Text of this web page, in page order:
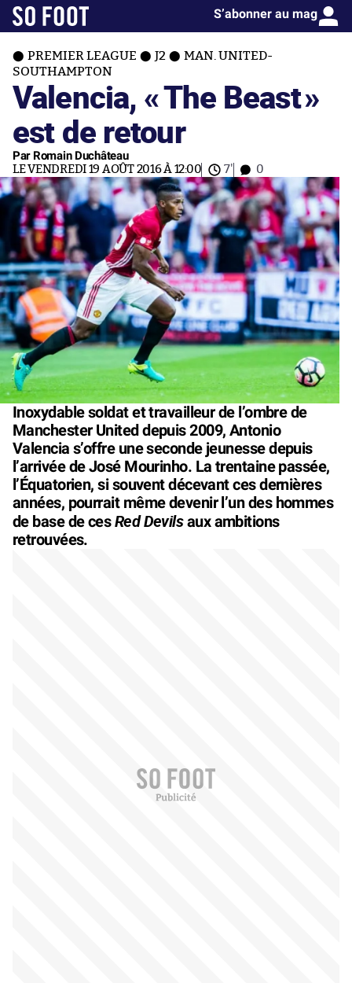
S’abonner au mag
PREMIER LEAGUE J2
MAN. UNITED-
SOUTHAMPTON
Valencia, «The Beast»
est de retour
Par Romain Duchâteau
LE VENDREDI 19 AOÛT 2016 À 12:00 7' 0
Inoxydable soldat et travailleur de l’ombre de
Manchester United depuis 2009, Antonio
Valencia s’offre une seconde jeunesse depuis
l’arrivée de José Mourinho. La trentaine passée,
l’Équatorien, si souvent décevant ces dernières
années, pourrait même devenir l’un des hommes
de base de cesRed Devilsaux ambitions
retrouvées.